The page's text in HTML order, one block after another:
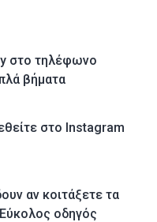
στο τηλέφωνο
βήματα
στο Instagram
αν κοιτάξετε τα
οδηγός